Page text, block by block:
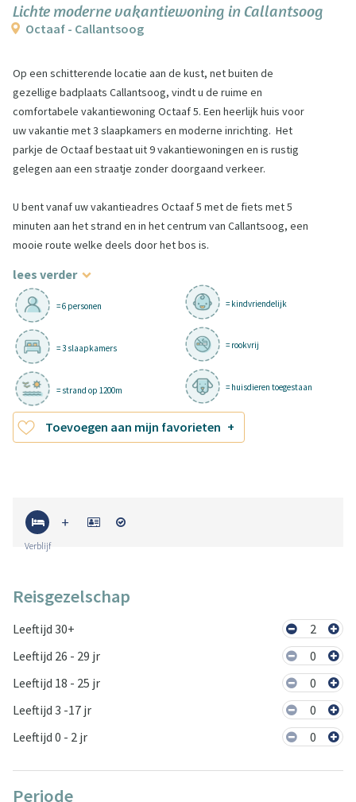
Lichte moderne vakantiewoning in Callantsoog
Octaaf - Callantsoog
Op een schitterende locatie aan de kust, net buiten de
gezellige badplaats Callantsoog, vindt u de ruime en
comfortabele vakantiewoning Octaaf 5. Een heerlijk huis voor
uw vakantie met 3 slaapkamers en moderne inrichting. Het
parkje de Octaaf bestaat uit 9 vakantiewoningen en is rustig
gelegen aan een straatje zonder doorgaand verkeer.
U bent vanaf uw vakantieadres Octaaf 5 met de fiets met 5
minuten aan het strand en in het centrum van Callantsoog, een
mooie route welke deels door het bos is.
lees verder
= 6 personen
= 3 slaapkamers
= strand op 1200m
= kindvriendelijk
= rookvrij
= huisdieren toegestaan
Toevoegen aan mijn favorieten
Verblijf
Reisgezelschap
Leeftijd 30+
2
Leeftijd 26 - 29 jr
0
Leeftijd 18 - 25 jr
0
Leeftijd 3 -17 jr
0
Leeftijd 0 - 2 jr
0
Periode